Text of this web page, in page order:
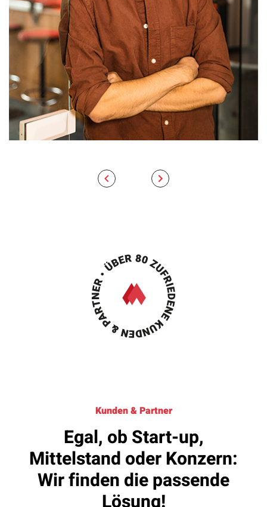
Kunden & Partner
Egal, ob Start-up,
Mittelstand oder Konzern:
Wir finden die passende